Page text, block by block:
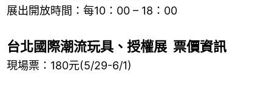
展出開放時間：每10：00 – 18：00
台北國際潮流玩具、授權展 票價資訊
現場票：180元(5/29-6/1)